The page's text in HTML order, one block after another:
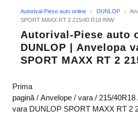
Autorival-Piese auto online › DUNLOP ›
SPORT MAXX RT 2 215/40 R18 89W
Autorival-Piese auto
DUNLOP | Anvelopa
SPORT MAXX RT 2
Prima
pagină / Anvelope / vara / 215/40R18
vara DUNLOP SPORT MAXX RT 2